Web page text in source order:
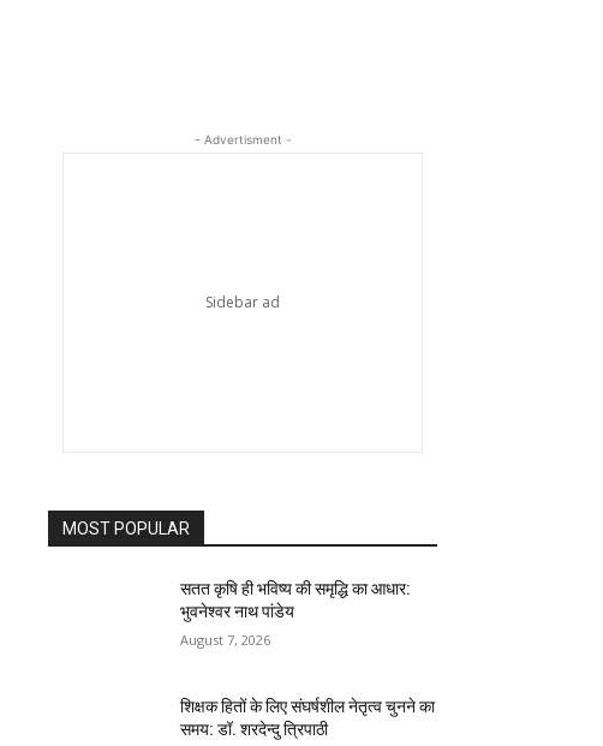
- Advertisment -
MOST POPULAR
सतत कृषि ही भविष्य की समृद्धि का आधार:
भुवनेश्वर नाथ पांडेय
August 7, 2026
शिक्षक हितों के लिए संघर्षशील नेतृत्व चुनने का
समय: डॉ. शरदेन्दु त्रिपाठी